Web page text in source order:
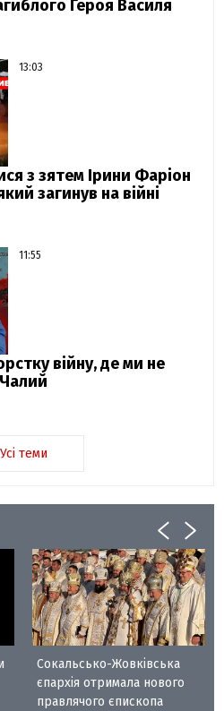
Героя Василя
13:03
з зятем Ірини Фаріон
загинув на війні
11:55
війну, де ми не
Усі теми
Сокальсько-Жовківська
єпархія отримала нового
правлячого єпископа